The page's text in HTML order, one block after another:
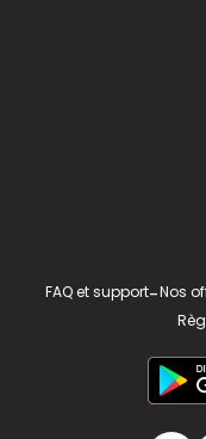
FAQ et support-Nos